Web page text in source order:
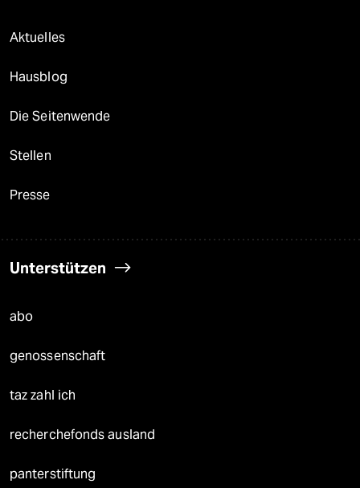
Aktuelles
Hausblog
Die Seitenwende
Stellen
Presse
Unterstützen
abo
genossenschaft
taz zahl ich
recherchefonds ausland
panterstiftung